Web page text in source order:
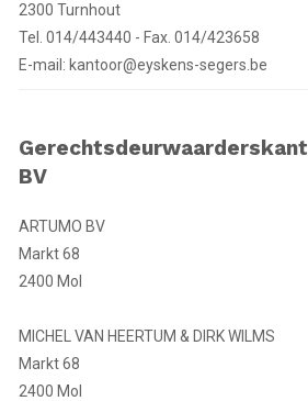
2300 Turnhout
Tel. 014/443440 - Fax. 014/423658
E-mail: kantoor@eyskens-segers.be
BV
ARTUMO BV
Markt 68
2400 Mol
MICHEL VAN HEERTUM & DIRK WILMS
Markt 68
2400 Mol